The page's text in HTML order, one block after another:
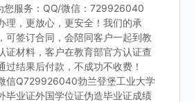
您服务：QQ/微信：729926040
理，更放心，更安全！我们的承
可签订合同，会陪同客户一起到教
证材料，客户在教育部官方认证查
过结果后付款，不成功不收费！
信Q729926040勃兰登堡工业大学
毕业证外国学位证伪造毕业证成绩